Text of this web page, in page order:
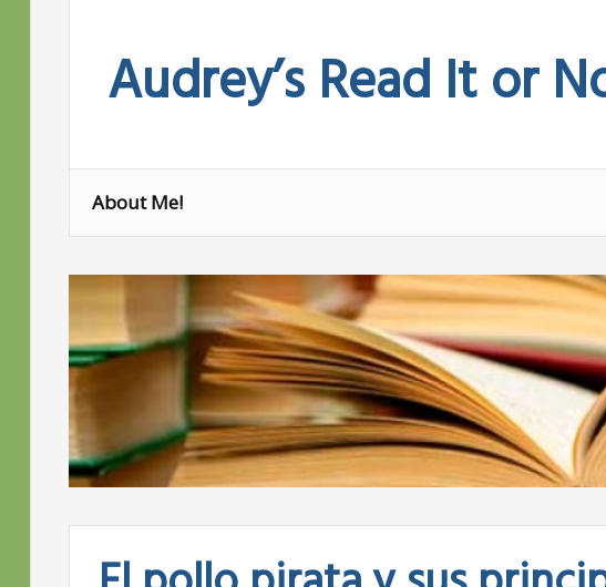
contentAudrey’s Read It or
About Me!